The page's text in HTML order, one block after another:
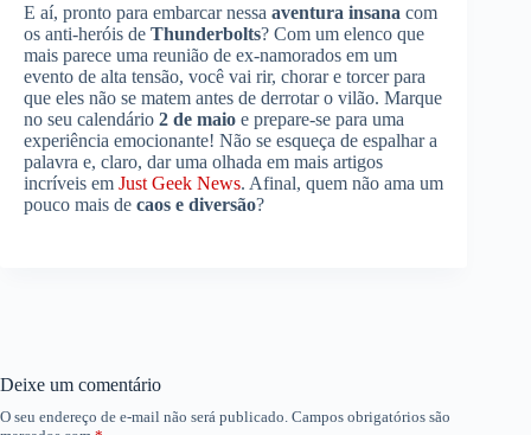
E aí, pronto para embarcar nessa aventura insana com
os anti-heróis de Thunderbolts? Com um elenco que
mais parece uma reunião de ex-namorados em um
evento de alta tensão, você vai rir, chorar e torcer para
que eles não se matem antes de derrotar o vilão. Marque
no seu calendário 2 de maio e prepare-se para uma
experiência emocionante! Não se esqueça de espalhar a
palavra e, claro, dar uma olhada em mais artigos
incríveis em Just Geek News. Afinal, quem não ama um
pouco mais de caos e diversão?
Deixe um comentário
O seu endereço de e-mail não será publicado. Campos obrigatórios são